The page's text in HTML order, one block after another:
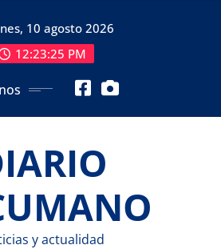
10 agosto 2026
12:23:26 PM
y actualidad